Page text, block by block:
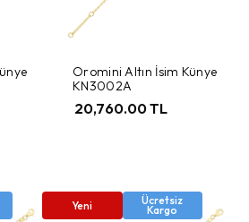
Oromini Altın İsim Künye
KN3002A
20,760.00 TL
Yeni Ücretsiz
Kargo